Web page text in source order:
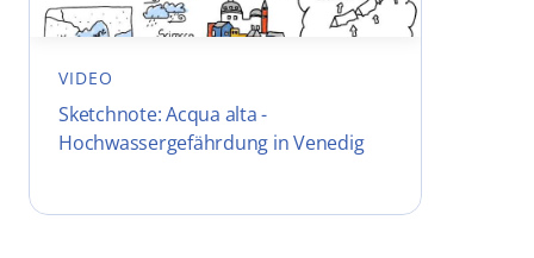
VIDEO
Sketchnote: Acqua alta -
Hochwassergefährdung in Venedig